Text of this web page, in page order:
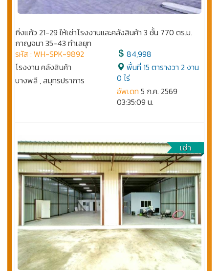
กิ่งแก้ว 21-29 ให้เช่าโรงงานและคลังสินค้า 3 ชั้น 770 ตร.ม.
กาญจนา 35-43 ทำเลยุท
รหัส : WH-SPK-9892
โรงงาน คลังสินค้า
บางพลี , สมุทรปราการ
84,998
พื้นที่ 15 ตารางวา 2 งาน
0 ไร่
อัพเดท 5 ก.ค. 2569
03:35:09 น.
เช่า